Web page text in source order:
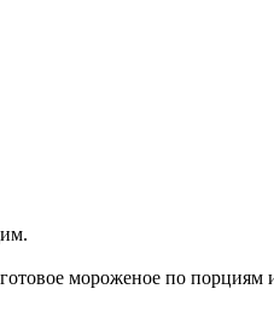
мороженое по порциям